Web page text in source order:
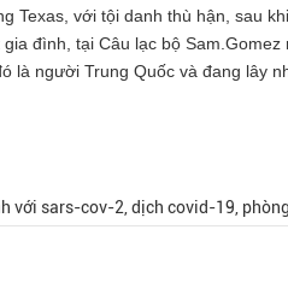
Texas, với tội danh thù hận, sau
đình, tại Câu lạc bộ
là người Trung Quốc và đang lây
với sars-cov-2, dịch covid-19,